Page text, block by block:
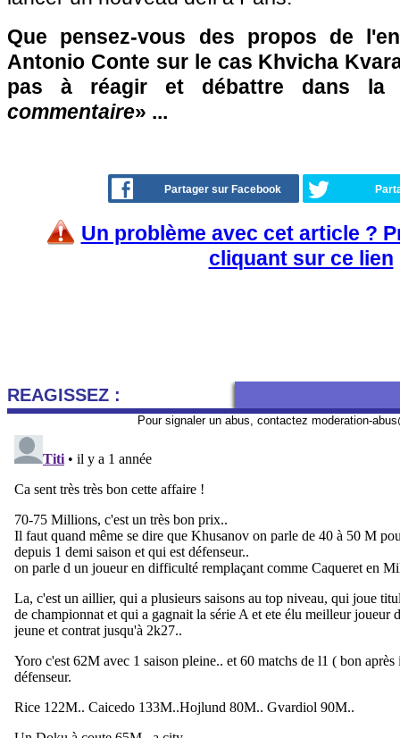
Que pensez-vous des propos de
Antonio Conte sur le cas Khvicha
pas à réagir et débattre dans la
commentaire» ...
Partager sur Facebook
Un problème avec cet article ?
cliquant sur ce lien
REAGISSEZ :
Pour signaler un abus, contactez moderation-